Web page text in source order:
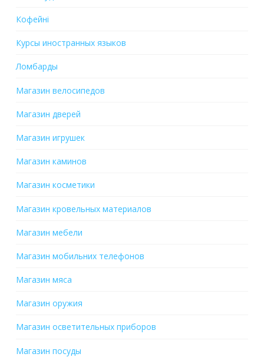
Кофейні
Курсы иностранных языков
Ломбарды
Магазин велосипедов
Магазин дверей
Магазин игрушек
Магазин каминов
Магазин косметики
Магазин кровельных материалов
Магазин мебели
Магазин мобильних телефонов
Магазин мяса
Магазин оружия
Магазин осветительных приборов
Магазин посуды